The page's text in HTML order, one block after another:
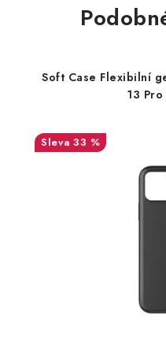
Soft Case Flexibilní
13
33 %